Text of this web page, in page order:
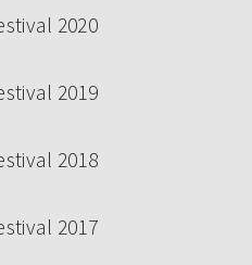
2020
2019
2018
2017